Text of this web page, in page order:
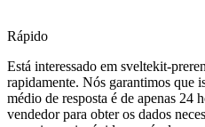
Rápido
Está interessado em sveltekit-
rapidamente. Nós garantimos que
médio de resposta é de apenas 24
vendedor para obter os dados